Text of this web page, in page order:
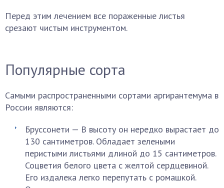
Перед этим лечением все пораженные листья
срезают чистым инструментом.
Популярные сорта
Самыми распространенными сортами аргирантемума в
России являются:
Бруссонети — В высоту он нередко вырастает до
130 сантиметров. Обладает зелеными
перистыми листьями длиной до 15 сантиметров.
Соцветия белого цвета с желтой сердцевиной.
Его издалека легко перепутать с ромашкой.